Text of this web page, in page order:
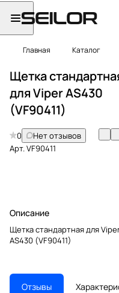
Главная Каталог
Щетка
для Viper AS430
(VF90411)
0
Нет отзывов
Арт.VF90411
Описание
Щетка стандартная для
AS430 (VF90411)
Отзывы